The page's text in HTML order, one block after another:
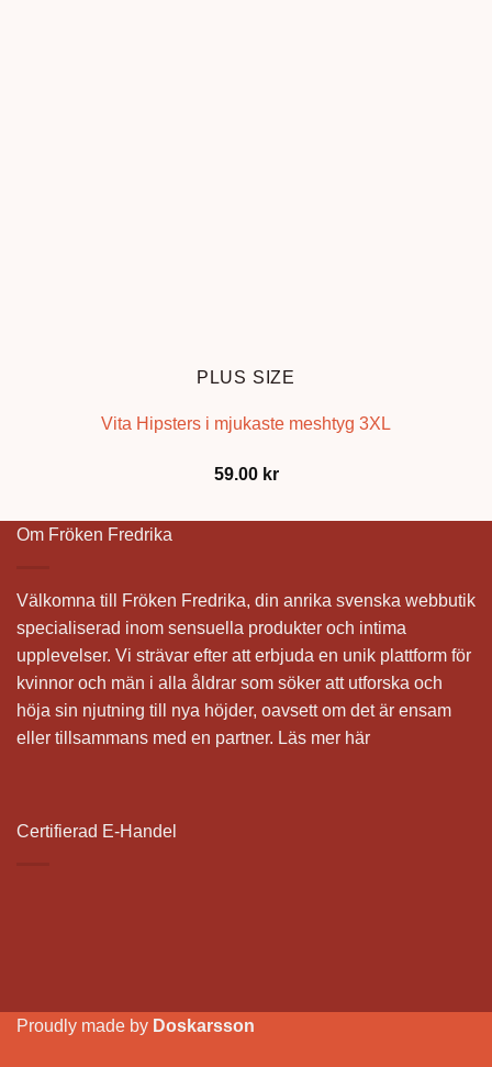
PLUS SIZE
Vita Hipsters i mjukaste meshtyg 3XL
59.00 kr
Om Fröken Fredrika
Välkomna till Fröken Fredrika, din anrika svenska webbutik
specialiserad inom sensuella produkter och intima
upplevelser. Vi strävar efter att erbjuda en unik plattform för
kvinnor och män i alla åldrar som söker att utforska och
höja sin njutning till nya höjder, oavsett om det är ensam
eller tillsammans med en partner. Läs mer här
Certifierad E-Handel
Proudly made by Doskarsson